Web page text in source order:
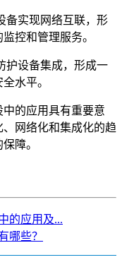
备实现网络互联，形
控和管理服务。
护设备集成，形成一
水平。
的应用具有重要意
网络化和集成化的趋
障。
的应用及...
哪些？